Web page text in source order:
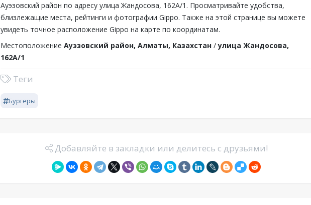
Ауэзовский район по адресу улица Жандосова, 162А/1. Просматривайте удобства,
близлежащие места, рейтинги и фотографии Gippo. Также на этой странице вы можете
увидеть точное расположение Gippo на карте по координатам.
Местоположение Ауэзовский район, Алматы, Казахстан /улица Жандосова,
162А/1
Теги
Бургеры
Добавляйте в закладки или делитесь с друзьями!